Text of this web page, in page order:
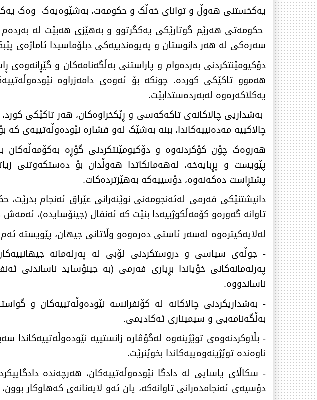
یەکخستنی هەوڵ و توانای خەڵک و حکومەت، بەشێوەیەک وەک
حکومەتی هەرێم گوتارێکی یەکگرتوو و بەهێزی هەبێت لە
سەرەکی لە هەر دانوستان و پەیوەندییەکی دبلۆماسیدا ئاماژەی
دۆکیومێنتکردنی بەردەوام و پاراستنی بەڵگەنامەکان و
هەموو تاکێکی کوردە. چونکە بۆ ئەوەی دامەزراوە
یەکلاکەرەوە لەبەردەستدابێت.
بەشداریی چالاکانەی تاکەکەسی و ڕێکخراوەکان، هەر تاکێکی کورد،
چالاکییە مەدەنییەکاندا، ببنە بەشێک لەو فشارە نێودەوڵەتییەی
هەروەک چۆن کۆکردنەوە و دۆکیومێنتکردنی گۆڕە بەکۆمەڵەکان
پێویست و پڕبایەخە، لەهەمانكاتدا هەوڵدان بۆ دەستکەوتنی
پشتڕاست دەکەنەوە، دۆسییەکە بەهێزتردەکات.
دانیشتنێکی فەرمی لەئەنجومەنی نوێنەرانی عێراق ئەنجام
تاوانە گەورەو کۆمەڵکوژییەدا بنێت کە ئەنفال (جینۆسایدە)،
لەلایەکیترەوە لەسەر ئاستی دەرەوەو وڵاتانی جیهان، پێویستە
- جوڵەی سیاسی و دروستکردنی لۆبی لە پەرلەمانە
پەرلەمانەکانی خۆیاندا بڕیاری فەرمی (بە جینۆساید ناساندنی
ناساندووە.
- بەشداریکردنی چالاکانە لە کۆنفرانسە نێودەوڵەتییەکان و
بەڵگەنامەیی و سیمیناری ئەکادیمی.
- بڵاوکردنەوەی توێژینەوە لەگۆڤارە زانستییە
ناوەندە توێژینەوەییەکاندا بخوێنرێت.
- سکاڵای یاسایی لە دادگا نێودەوڵەتییەکان، هەرچەندە
دۆسیەی ئەنجامدەرانی تاوانەکە، یان ئەو لایەنانەی کەهاوکار